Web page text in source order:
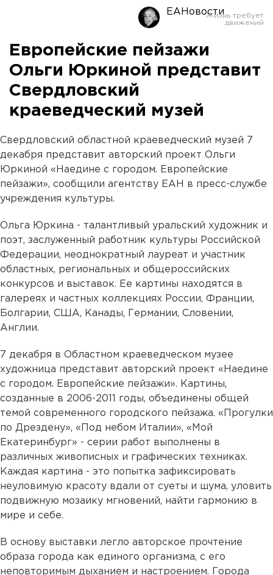
ЕАНовости
Европейские пейзажи
Ольги Юркиной представит
Свердловский
краеведческий музей
Свердловский областной краеведческий музей 7
декабря представит авторский проект Ольги
Юркиной «Наедине с городом. Европейские
пейзажи», сообщили агентству ЕАН в пресс-службе
учреждения культуры.
Ольга Юркина - талантливый уральский художник и
поэт, заслуженный работник культуры Российской
Федерации, неоднократный лауреат и участник
областных, региональных и общероссийских
конкурсов и выставок. Ее картины находятся в
галереях и частных коллекциях России, Франции,
Болгарии, США, Канады, Германии, Словении,
Англии.
7 декабря в Областном краеведческом музее
художница представит авторский проект «Наедине
с городом. Европейские пейзажи». Картины,
созданные в 2006-2011 годы, объединены общей
темой современного городского пейзажа. «Прогулки
по Дрездену», «Под небом Италии», «Мой
Екатеринбург» - серии работ выполнены в
различных живописных и графических техниках.
Каждая картина - это попытка зафиксировать
неуловимую красоту вдали от суеты и шума, уловить
подвижную мозаику мгновений, найти гармонию в
мире и себе.
В основу выставки легло авторское прочтение
образа города как единого организма, с его
неповторимым дыханием и настроением. Города